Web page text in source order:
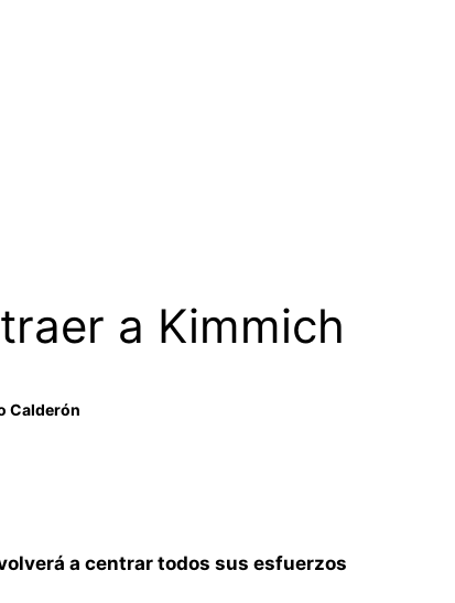
a Kimmich
Calderón
a centrar todos sus esfuerzos